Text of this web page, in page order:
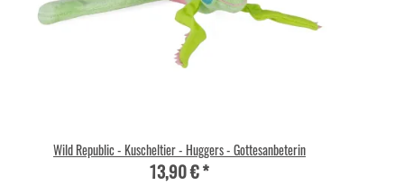
Wild Republic - Kuscheltier - Huggers - Gottesanbeterin
13,90 €*